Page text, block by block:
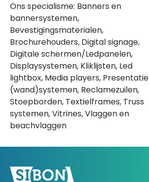
Ons specialisme: Banners en
bannersystemen,
Bevestigingsmaterialen,
Brochurehouders, Digital signage,
Digitale schermen/Ledpanelen,
Displaysystemen, Kliklijsten, Led
lightbox, Media players, Presentatie
(wand)systemen, Reclamezuilen,
Stoepborden, Textielframes, Truss
systemen, Vitrines, Vlaggen en
beachvlaggen